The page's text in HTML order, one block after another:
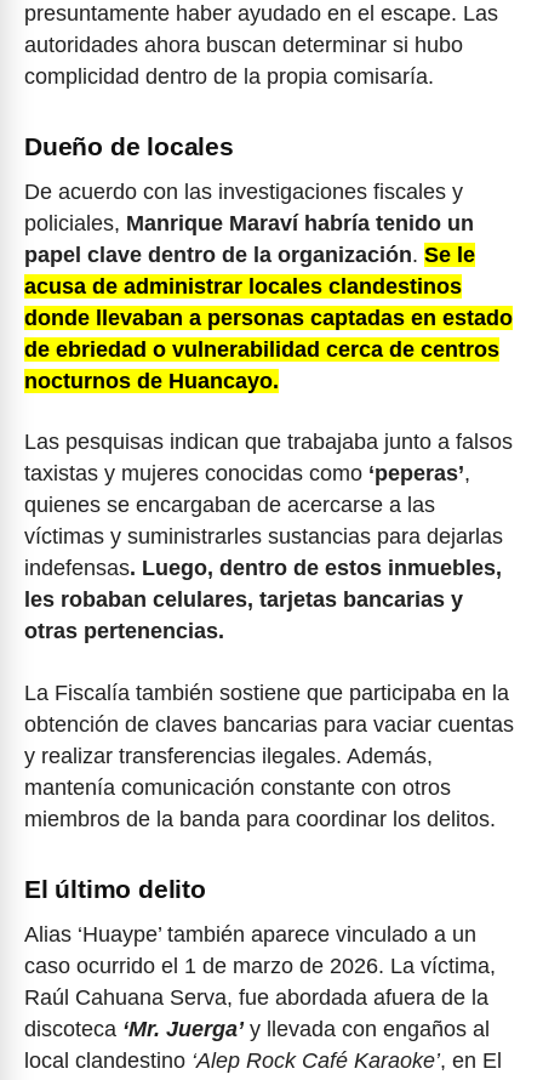
presuntamente haber ayudado en el escape. Las
autoridades ahora buscan determinar si hubo
complicidad dentro de la propia comisaría.
Dueño de locales
De acuerdo con las investigaciones fiscales y
policiales, Manrique Maraví habría tenido un
papel clave dentro de la organización. Se le
acusa de administrar locales clandestinos
donde llevaban a personas captadas en estado
de ebriedad o vulnerabilidad cerca de centros
nocturnos de Huancayo.
Las pesquisas indican que trabajaba junto a falsos
taxistas y mujeres conocidas como ‘peperas’,
quienes se encargaban de acercarse a las
víctimas y suministrarles sustancias para dejarlas
indefensas. Luego, dentro de estos inmuebles,
les robaban celulares, tarjetas bancarias y
otras pertenencias.
La Fiscalía también sostiene que participaba en la
obtención de claves bancarias para vaciar cuentas
y realizar transferencias ilegales. Además,
mantenía comunicación constante con otros
miembros de la banda para coordinar los delitos.
El último delito
Alias ‘Huaype’ también aparece vinculado a un
caso ocurrido el 1 de marzo de 2026. La víctima,
Raúl Cahuana Serva, fue abordada afuera de la
discoteca ‘Mr. Juerga’ y llevada con engaños al
local clandestino ‘Alep Rock Café Karaoke’, en El